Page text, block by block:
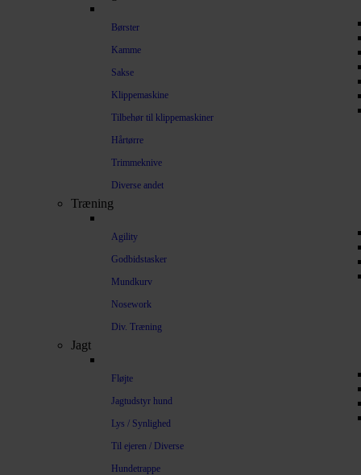
Børster
Kamme
Sakse
Klippemaskine
Tilbehør til klippemaskiner
Hårtørre
Trimmeknive
Diverse andet
Træning
Agility
Godbidstasker
Mundkurv
Nosework
Div. Træning
Jagt
Fløjte
Jagtudstyr hund
Lys / Synlighed
Til ejeren / Diverse
Hundetrappe